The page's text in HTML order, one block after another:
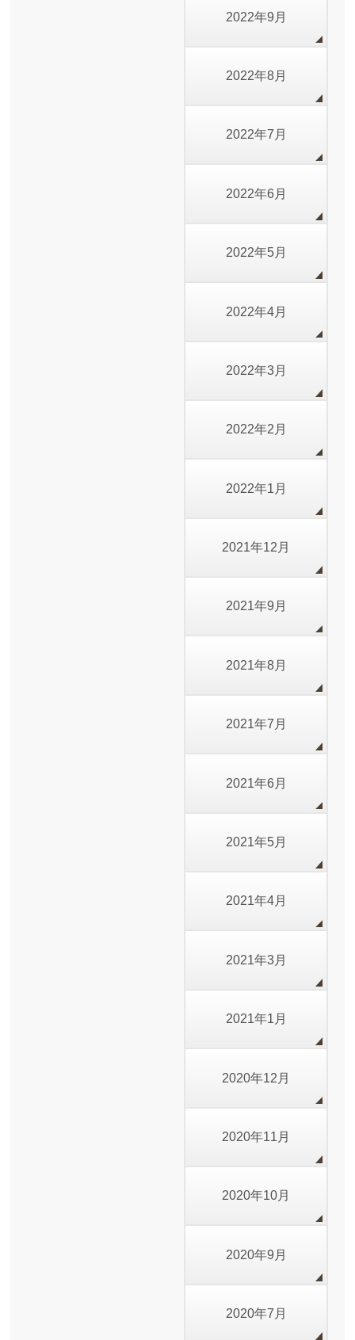
2022年9月
2022年8月
2022年7月
2022年6月
2022年5月
2022年4月
2022年3月
2022年2月
2022年1月
2021年12月
2021年9月
2021年8月
2021年7月
2021年6月
2021年5月
2021年4月
2021年3月
2021年1月
2020年12月
2020年11月
2020年10月
2020年9月
2020年7月